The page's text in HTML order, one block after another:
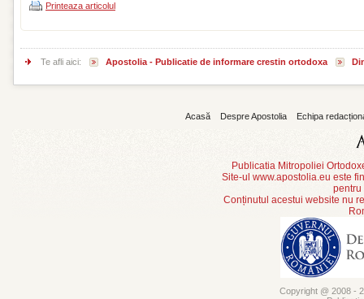
Printeaza articolul
Te afli aici: Apostolia - Publicatie de informare crestin ortodoxa
Acasă Despre Apostolia Echipa
Publicatia Mitropoliei
Site-ul www.apostolia.eu este
pentru
Conținutul acestui website nu
Copyright @ 2008 -